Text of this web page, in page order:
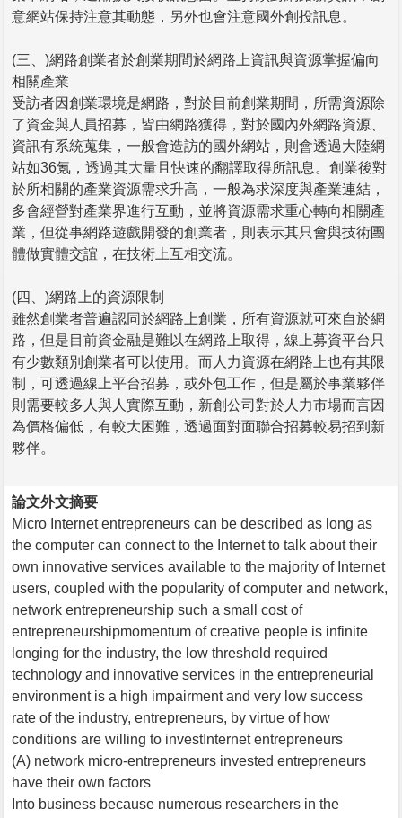
意網站保持注意其動態，另外也會注意國外創投訊息。
(三、)網路創業者於創業期間於網路上資訊與資源掌握偏向
相關產業
受訪者因創業環境是網路，對於目前創業期間，所需資源除
了資金與人員招募，皆由網路獲得，對於國內外網路資源、
資訊有系統蒐集，一般會造訪的國外網站，則會透過大陸網
站如36氪，透過其大量且快速的翻譯取得所訊息。創業後對
於所相關的產業資源需求升高，一般為求深度與產業連結，
多會經營對產業界進行互動，並將資源需求重心轉向相關產
業，但從事網路遊戲開發的創業者，則表示其只會與技術團
體做實體交誼，在技術上互相交流。
(四、)網路上的資源限制
雖然創業者普遍認同於網路上創業，所有資源就可來自於網
路，但是目前資金融是難以在網路上取得，線上募資平台只
有少數類別創業者可以使用。而人力資源在網路上也有其限
制，可透過線上平台招募，或外包工作，但是屬於事業夥伴
則需要較多人與人實際互動，新創公司對於人力市場而言因
為價格偏低，有較大困難，透過面對面聯合招募較易招到新
夥伴。
論文外文摘要
Micro Internet entrepreneurs can be described as long as
the computer can connect to the Internet to talk about their
own innovative services available to the majority of Internet
users, coupled with the popularity of computer and network,
network entrepreneurship such a small cost of
entrepreneurshipmomentum of creative people is infinite
longing for the industry, the low threshold required
technology and innovative services in the entrepreneurial
environment is a high impairment and very low success
rate of the industry, entrepreneurs, by virtue of how
conditions are willing to investInternet entrepreneurs
(A) network micro-entrepreneurs invested entrepreneurs
have their own factors
Into business because numerous researchers in the